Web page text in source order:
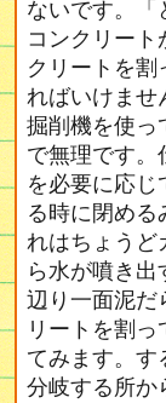
ないです。「
コンクリート
クリートを割
ればいけませ
掘削機を使っ
で無理です。
を必要に応じ
る時に閉める
れはちょうど
ら水が噴き
辺り一面泥だ
リートを割
てみます。す
分岐する所か